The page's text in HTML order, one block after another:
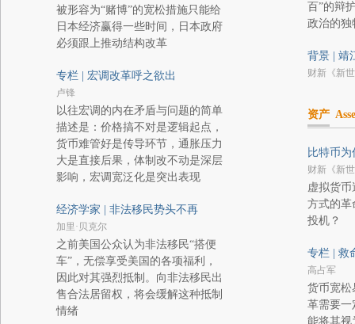
被形容为“赌博”的宽松措施只能给
日本经济赢得一些时间，日本政府
必须跟上推动结构改革
专栏 | 宏调改革呼之欲出
卢锋
以往宏调的内在矛盾与问题的简单
描述是：价格搞不对是逻辑起点，
货币难管好是传导环节，通胀压力
大是直接后果，体制改不动是深层
影响，宏调宽泛化是突出表现
经济学家 | 非法移民势头不再
加里·贝克尔
之前美国公众认为非法移民“搭便
车”，无偿享受美国的各项福利，
因此对其强烈抵制。向非法移民出
售合法居留权，将会缓解这种抵制
情绪
百”的辩
政治的独
背景 | 靖
财新《新
资产
比特币为
财新《新
虚拟货
方式的革
投机？
专栏 | 救
高占军
货币宽松
革需要一
能将其视